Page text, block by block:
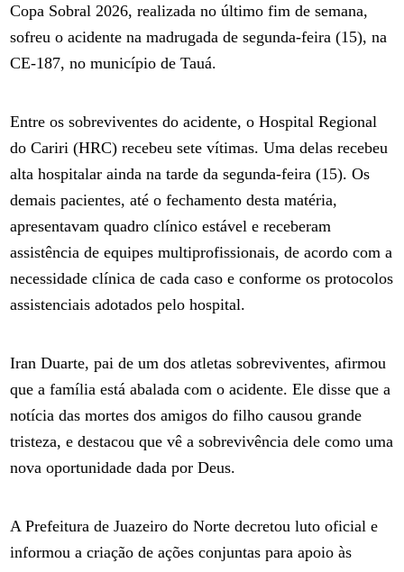
Copa Sobral 2026, realizada no último fim de semana,
sofreu o acidente na madrugada de segunda-feira (15), na
CE-187, no município de Tauá.
Entre os sobreviventes do acidente, o Hospital Regional
do Cariri (HRC) recebeu sete vítimas. Uma delas recebeu
alta hospitalar ainda na tarde da segunda-feira (15). Os
demais pacientes, até o fechamento desta matéria,
apresentavam quadro clínico estável e receberam
assistência de equipes multiprofissionais, de acordo com a
necessidade clínica de cada caso e conforme os protocolos
assistenciais adotados pelo hospital.
Iran Duarte, pai de um dos atletas sobreviventes, afirmou
que a família está abalada com o acidente. Ele disse que a
notícia das mortes dos amigos do filho causou grande
tristeza, e destacou que vê a sobrevivência dele como uma
nova oportunidade dada por Deus.
A Prefeitura de Juazeiro do Norte decretou luto oficial e
informou a criação de ações conjuntas para apoio às